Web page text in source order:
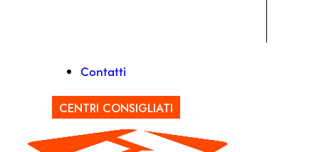
Contatti
CENTRI CONSIGLIATI